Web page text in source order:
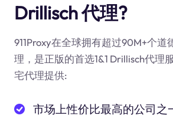
Drillisch 代理?
911Proxy在全球拥有超过90M+个道
理，是正版的首选1&1 Drillisch代理
宅代理提供:
市场上性价比最高的公司之